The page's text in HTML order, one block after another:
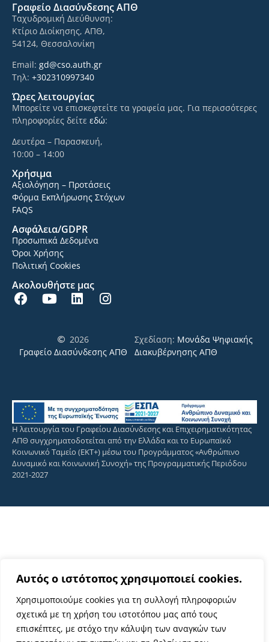
Αυτός ο ιστότοπος χρησιμοποιεί cookies.
Χρησιμοποιούμε cookies για τη συλλογή πληροφοριών
σχετικά με τη χρήση του ιστοτόπου μας από τους
επισκέπτες, με στόχο την κάλυψη των αναγκών των
Γραφείο Διασύνδεσης ΑΠΘ
Ταχυδρομική Διεύθυνση:
Κτίριο Διοίκησης, ΑΠΘ,
54124, Θεσσαλονίκη
Email: gd@cso.auth.gr
Τηλ: +302310997340
Ώρες λειτουργίας
Μπορείτε να επισκεφτείτε τα γραφεία μας. Για περισσότερες
πληροφορίες δείτε εδώ:
Δευτέρα – Παρασκευή,
10:00 – 14:00
Χρήσιμα
Αξιολόγηση – Προτάσεις
Φόρμα Εκπλήρωσης Στόχων
FAQS
Ασφάλεια/GDPR
Προσωπικά Δεδομένα
Όροι Χρήσης
Πολιτική Cookies
Ακολουθήστε μας
2026
Γραφείο Διασύνδεσης ΑΠΘ
Σχεδίαση: Μονάδα Ψηφιακής
Διακυβέρνησης ΑΠΘ
Η λειτουργία του Γραφείου Διασύνδεσης και Επιχειρηματικότητας
ΑΠΘ συγχρηματοδοτείται από την Ελλάδα και το Ευρωπαϊκό
Κοινωνικό Ταμείο (ΕΚΤ+) μέσω του Προγράμματος «Ανθρώπινο
Δυναμικό και Κοινωνική Συνοχή» της Προγραμματικής Περιόδου
2021-2027